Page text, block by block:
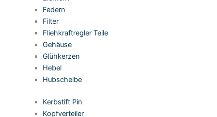
Federn
Filter
Fliehkraftregler Teile
Gehäuse
Glühkerzen
Hebel
Hubscheibe
Kerbstift Pin
Kopfverteiler